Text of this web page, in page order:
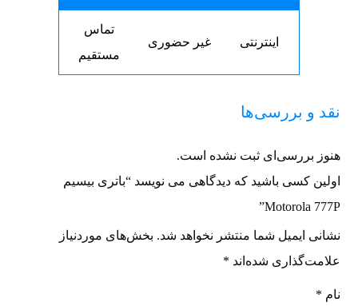
اینترنتی غیر حضوری
تماس
مستقیم
نقد و بررسی‌ها
هنوز بررسی‌ای ثبت نشده است.
اولین کسی باشید که دیدگاهی می نویسد “باتری بیسیم
Motorola 777P”
نشانی ایمیل شما منتشر نخواهد شد. بخش‌های موردنیاز
علامت‌گذاری شده‌اند *
نام *